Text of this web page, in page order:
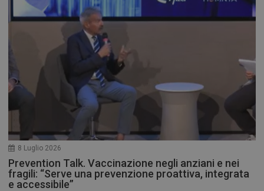
8 Luglio 2026
Prevention Talk. Vaccinazione negli anziani e nei
fragili: “Serve una prevenzione proattiva, integrata
e accessibile”